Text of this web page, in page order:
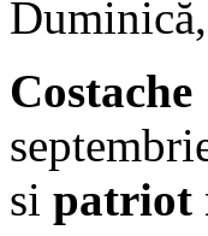
si patriot